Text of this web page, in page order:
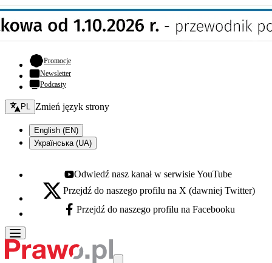
Promocje- otwiera się w nowej karcie
Newsletter
Podcasty
Zmień język - bieżący:
PL Zmień język strony
English (EN)
Українська (UA)
Youtube - otwiera się w nowej karcie
Odwiedź nasz kanał w serwisie YouTube
X - otwiera się w nowej karcie
Przejdź do naszego profilu na X (dawniej Twitter)
Facebook - otwiera się w nowej karcie
Przejdź do naszego profilu na Facebooku